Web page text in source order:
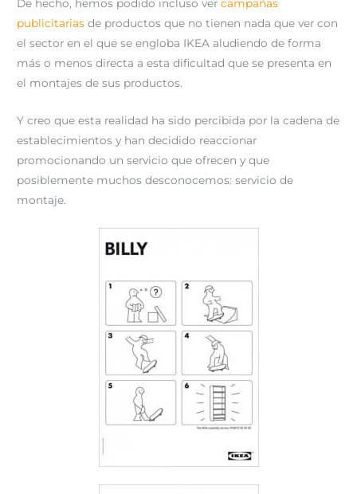
De hecho, hemos podido incluso vercampañas
publicitarias de productos que no tienen nada que ver con
el sector en el que se engloba IKEA aludiendo de forma
más o menos directa a esta dificultad que se presenta en
el montajes de sus productos.
Y creo que esta realidad ha sido percibida por la cadena de
establecimientos y han decidido reaccionar
promocionando un servicio que ofrecen y que
posiblemente muchos desconocemos: servicio de
montaje.